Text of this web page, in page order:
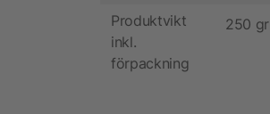
Produktvikt
inkl.
förpackning
250 gr